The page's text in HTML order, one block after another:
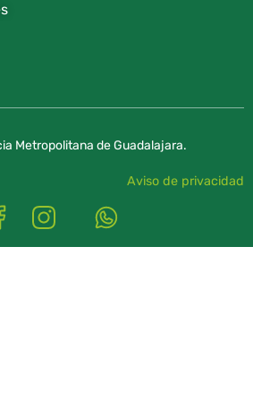
Metropolitana de Guadalajara.
Aviso de privacidad